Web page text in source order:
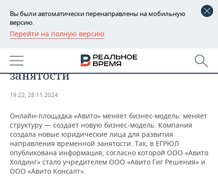
Вы были автоматически перенаправлены на мобильную
версию.
Перейти на полную версию
РЕГИОНЫ
БАШКОРТОСТАН
ТАТАРСТАН
НОВОСТИ
АНАЛИТИКА
ДЕКЛАРАЦИИ О ДОХОДАХ
КОРОЛИ ГОСЗАКАЗА ПФО
ВУЗЫ ТАТАРСТАНА
НОВОСТИ ЭКОНОМИКИ
ФИНАНСЫ
БАНКИ
ПРОМЫШЛЕННОСТЬ
НОВОСТИ
ПРОМЫШЛЕННОСТИ
АГРОПРОМ
НЕДВИЖИМОСТЬ
НОВОСТИ НЕДВИЖИМОСТИ
АВТО
выхода на рынок временной
занятости
19:22, 28.11.2024
Онлайн-площадка «Авито» меняет бизнес-модель: меняет
структуру — создает новую бизнес-модель. Компания
создала новые юридические лица для развития
направления временной занятости. Так, в ЕГРЮЛ
опубликована информация, согласно которой ООО «Авито
Холдинг» стало учредителем ООО «Авито Гиг Решения» и
ООО «Авито Консалт».